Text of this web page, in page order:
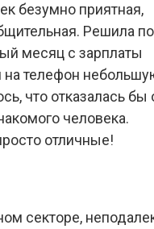
безумно приятная,
Решила
месяц с зарплаты
на телефон
что отказалась бы
человека.
отличные!
секторе,